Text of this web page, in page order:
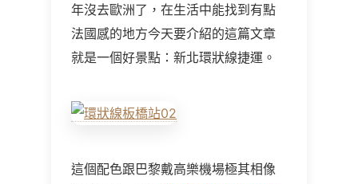
年沒去歐洲了，在生活中能找到有點
法國感的地方今天要介紹的這篇文章
就是一個好景點：新北環狀線捷運。
這個配色跟巴黎戴高樂機場極其相像